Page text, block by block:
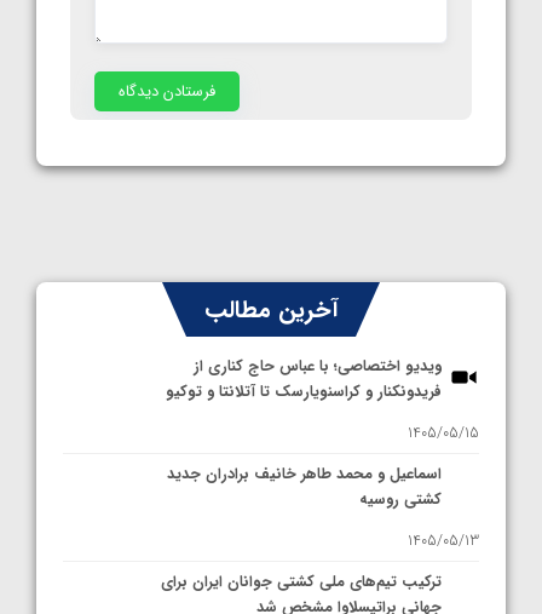
آخرین مطالب
ویدیو اختصاصی؛ با عباس حاج کناری از
فریدونکنار و کراسنویارسک تا آتلانتا و توکیو
1405/05/15
اسماعیل و محمد طاهر خانیف برادران جدید
کشتی روسیه
1405/05/13
ترکیب تیم‌های ملی کشتی جوانان ایران برای
جهانی براتیسلاوا مشخص شد